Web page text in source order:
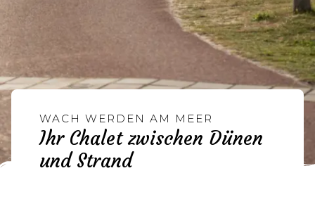
WACH WERDEN AM MEER
Ihr Chalet zwischen Dünen
und Strand